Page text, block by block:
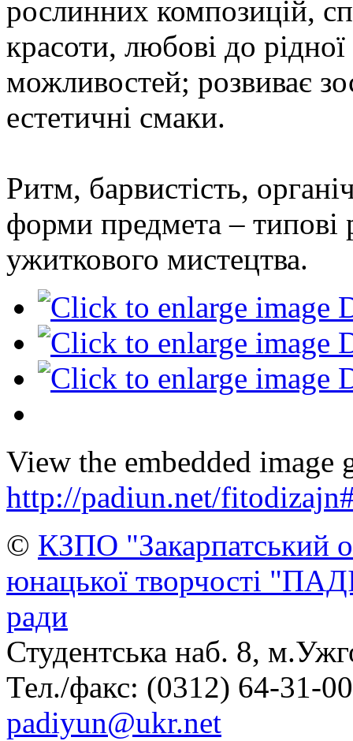
рослинних композицій,
красоти, любові до
можливостей; розвиває
естетичні смаки.
Ритм, барвистість,
форми предмета – типові
ужиткового мистецтва.
View the embedded image
http://padiun.net/
© КЗПО "Закарпатський
юнацької творчості
ради
Студентська наб. 8,
Тел./факс: (0312) 64-31-
padiyun@ukr.net